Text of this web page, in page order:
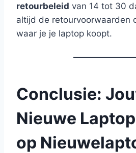
retourbeleid van 14 tot 30
altijd de retourvoorwaarden
waar je je laptop koopt.
Conclusie:
Nieuwe
op